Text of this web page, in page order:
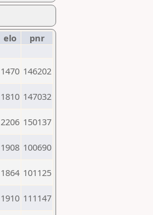
elo
pnr
1470 146202
1810 147032
2206 150137
1908 100690
1864 101125
1910 111147